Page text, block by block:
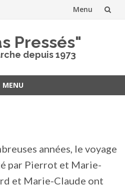
Menu
Pressés"
depuis 1973
MENU
années, le voyage
par Pierrot et Marie-
et Marie-Claude ont